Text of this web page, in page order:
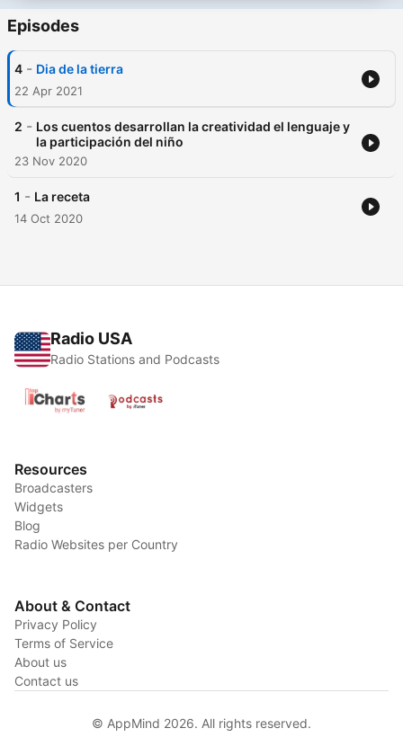
Episodes
4 - Dia de la tierra
22 Apr 2021
2 - Los cuentos desarrollan la creatividad el lenguaje y
la participación del niño
23 Nov 2020
1 - La receta
14 Oct 2020
Radio USA
Radio Stations and Podcasts
Resources
Broadcasters
Widgets
Blog
Radio Websites per Country
About & Contact
Privacy Policy
Terms of Service
About us
Contact us
© AppMind 2026. All rights reserved.